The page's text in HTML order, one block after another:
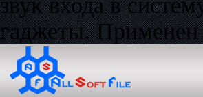
звук входа в
гаджеты. Применен